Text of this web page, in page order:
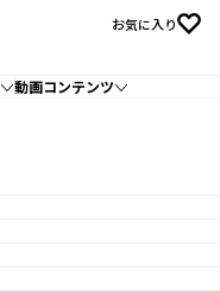
お気に入り
動画コンテンツ